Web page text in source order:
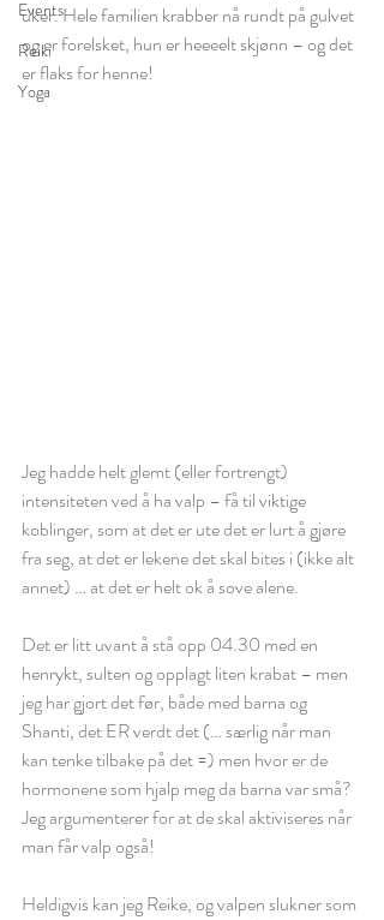
Events
Reiki
Yoga
uker. Hele familien krabber nå rundt på gulvet
og er forelsket, hun er heeeelt skjønn – og det
er flaks for henne!
Jeg hadde helt glemt (eller fortrengt)
intensiteten ved å ha valp – få til viktige
koblinger, som at det er ute det er lurt å gjøre
fra seg, at det er lekene det skal bites i (ikke alt
annet) … at det er helt ok å sove alene.
Det er litt uvant å stå opp 04.30 med en
henrykt, sulten og opplagt liten krabat – men
jeg har gjort det før, både med barna og
Shanti, det ER verdt det (… særlig når man
kan tenke tilbake på det =) men hvor er de
hormonene som hjalp meg da barna var små?
Jeg argumenterer for at de skal aktiviseres når
man får valp også!
Heldigvis kan jeg Reike, og valpen slukner som